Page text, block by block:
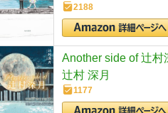
2188
Another side of 辻村
辻村 深月
1177